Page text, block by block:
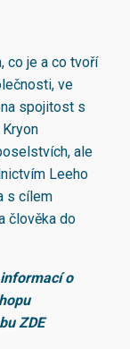
co je a co tvoří
ve
spojitost s
ale
Leeho
s cílem
člověka do
o
ZDE